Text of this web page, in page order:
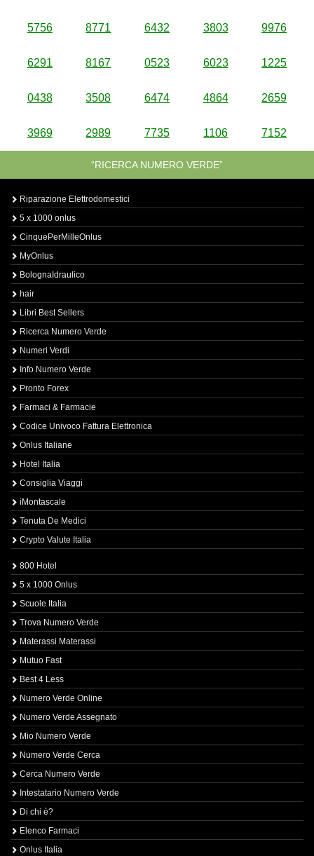
5756 8771 6432 3803 9976
6291 8167 0523 6023 1225
0438 3508 6474 4864 2659
3969 2989 7735 1106 7152
“RICERCA NUMERO VERDE”
Riparazione Elettrodomestici
5 x 1000 onlus
CinquePerMilleOnlus
MyOnlus
BolognaIdraulico
hair
Libri Best Sellers
Ricerca Numero Verde
Numeri Verdi
Info Numero Verde
Pronto Forex
Farmaci & Farmacie
Codice Univoco Fattura Elettronica
Onlus Italiane
Hotel Italia
Consiglia Viaggi
iMontascale
Tenuta De Medici
Crypto Valute Italia
800 Hotel
5 x 1000 Onlus
Scuole Italia
Trova Numero Verde
Materassi Materassi
Mutuo Fast
Best 4 Less
Numero Verde Online
Numero Verde Assegnato
Mio Numero Verde
Numero Verde Cerca
Cerca Numero Verde
Intestatario Numero Verde
Di chi è?
Elenco Farmaci
Onlus Italia